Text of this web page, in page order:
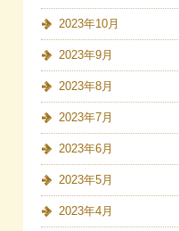
2023年10月
2023年9月
2023年8月
2023年7月
2023年6月
2023年5月
2023年4月